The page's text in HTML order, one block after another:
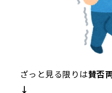
ざっと見る限りは賛否
↓